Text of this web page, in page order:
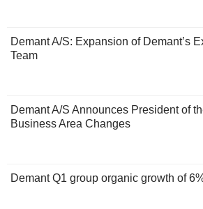
Demant A/S: Expansion of Demant’s
Team
Demant A/S Announces President of
Business Area Changes
Demant Q1 group organic growth of